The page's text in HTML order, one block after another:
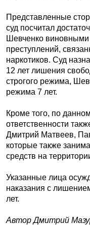
Представленные
суд посчитал
Шевченко
преступлений,
наркотиков. Суд
12 лет лишения
строгого режима,
режима 7 лет.
Кроме того, по
ответственности
Дмитрий Матвеев,
которые также
средств на
Указанные лица
наказания с
лет.
Автор Дмитрий